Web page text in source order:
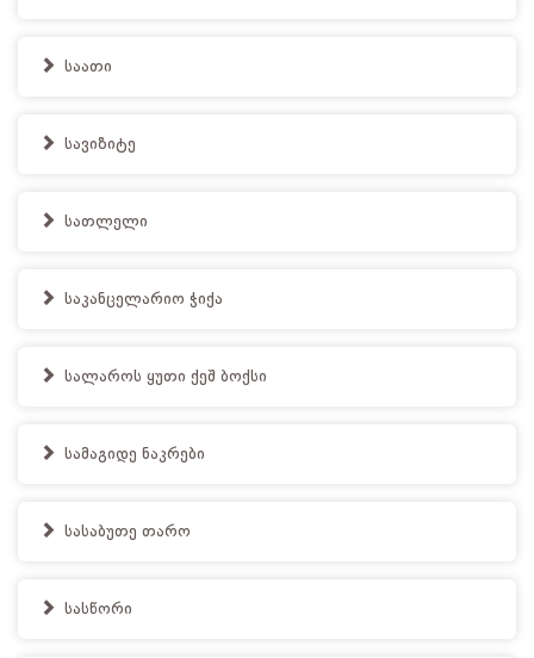
საათი
სავიზიტე
სათლელი
საკანცელარიო ჭიქა
სალაროს ყუთი ქეშ ბოქსი
სამაგიდე ნაკრები
სასაბუთე თარო
სასწორი